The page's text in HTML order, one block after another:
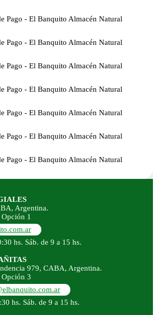
Argentina.
1
hs. Sáb. de 9 a 15 hs.
979, CABA, Argentina.
3
hs. Sáb. de 9 a 15 hs.